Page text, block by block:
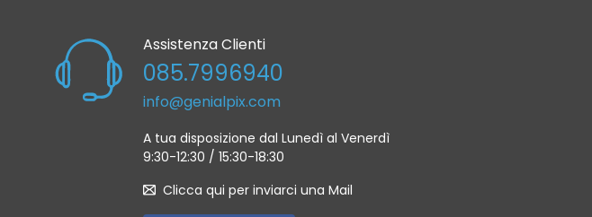
Assistenza Clienti
085.7996940
info@genialpix.com
A tua disposizione dal Lunedì al Venerdì
9:30-12:30 / 15:30-18:30
Clicca qui per inviarci una Mail